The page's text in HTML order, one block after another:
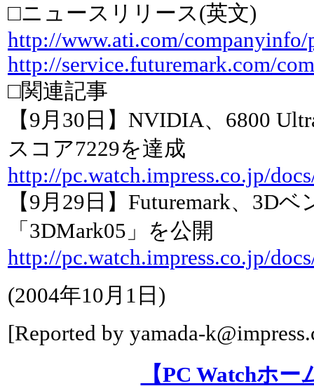
□ニュースリリース(英文)
http://www.ati.com/companyinfo/
http://service.futuremark.com/
□関連記事
【9月30日】NVIDIA、6800
スコア7229を達成
http://pc.watch.impress.co.jp/
【9月29日】Futuremark、3D
「3DMark05」を公開
http://pc.watch.impress.co.jp/
(2004年10月1日 )
[Reported by yamada-
【PC Watchホ